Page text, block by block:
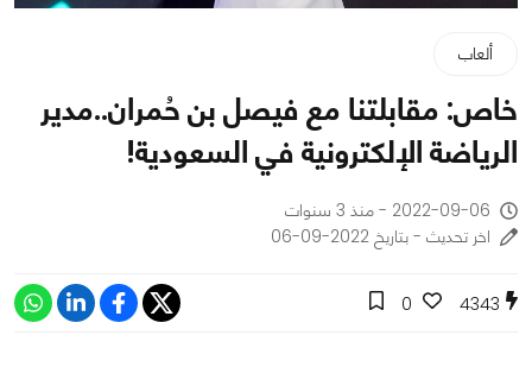
ألعاب
خاص: مقابلتنا مع فيصل بن حُمران..مدير
الرياضة الإلكترونية في السعودية!
2022-09-06 - منذ 3 سنوات
اخر تحديث - بتاريخ 2022-09-06
4343
0